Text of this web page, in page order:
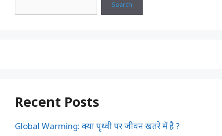
Search
Recent Posts
Global Warming: क्या पृथ्वी पर जीवन खतरे में है ?